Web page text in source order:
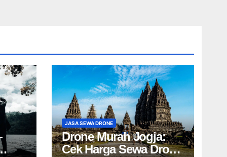
JASA SEWA DRONE
Drone Murah Jogja:
Cek Harga Sewa Drone